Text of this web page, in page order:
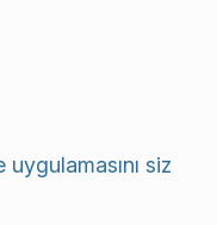
siz